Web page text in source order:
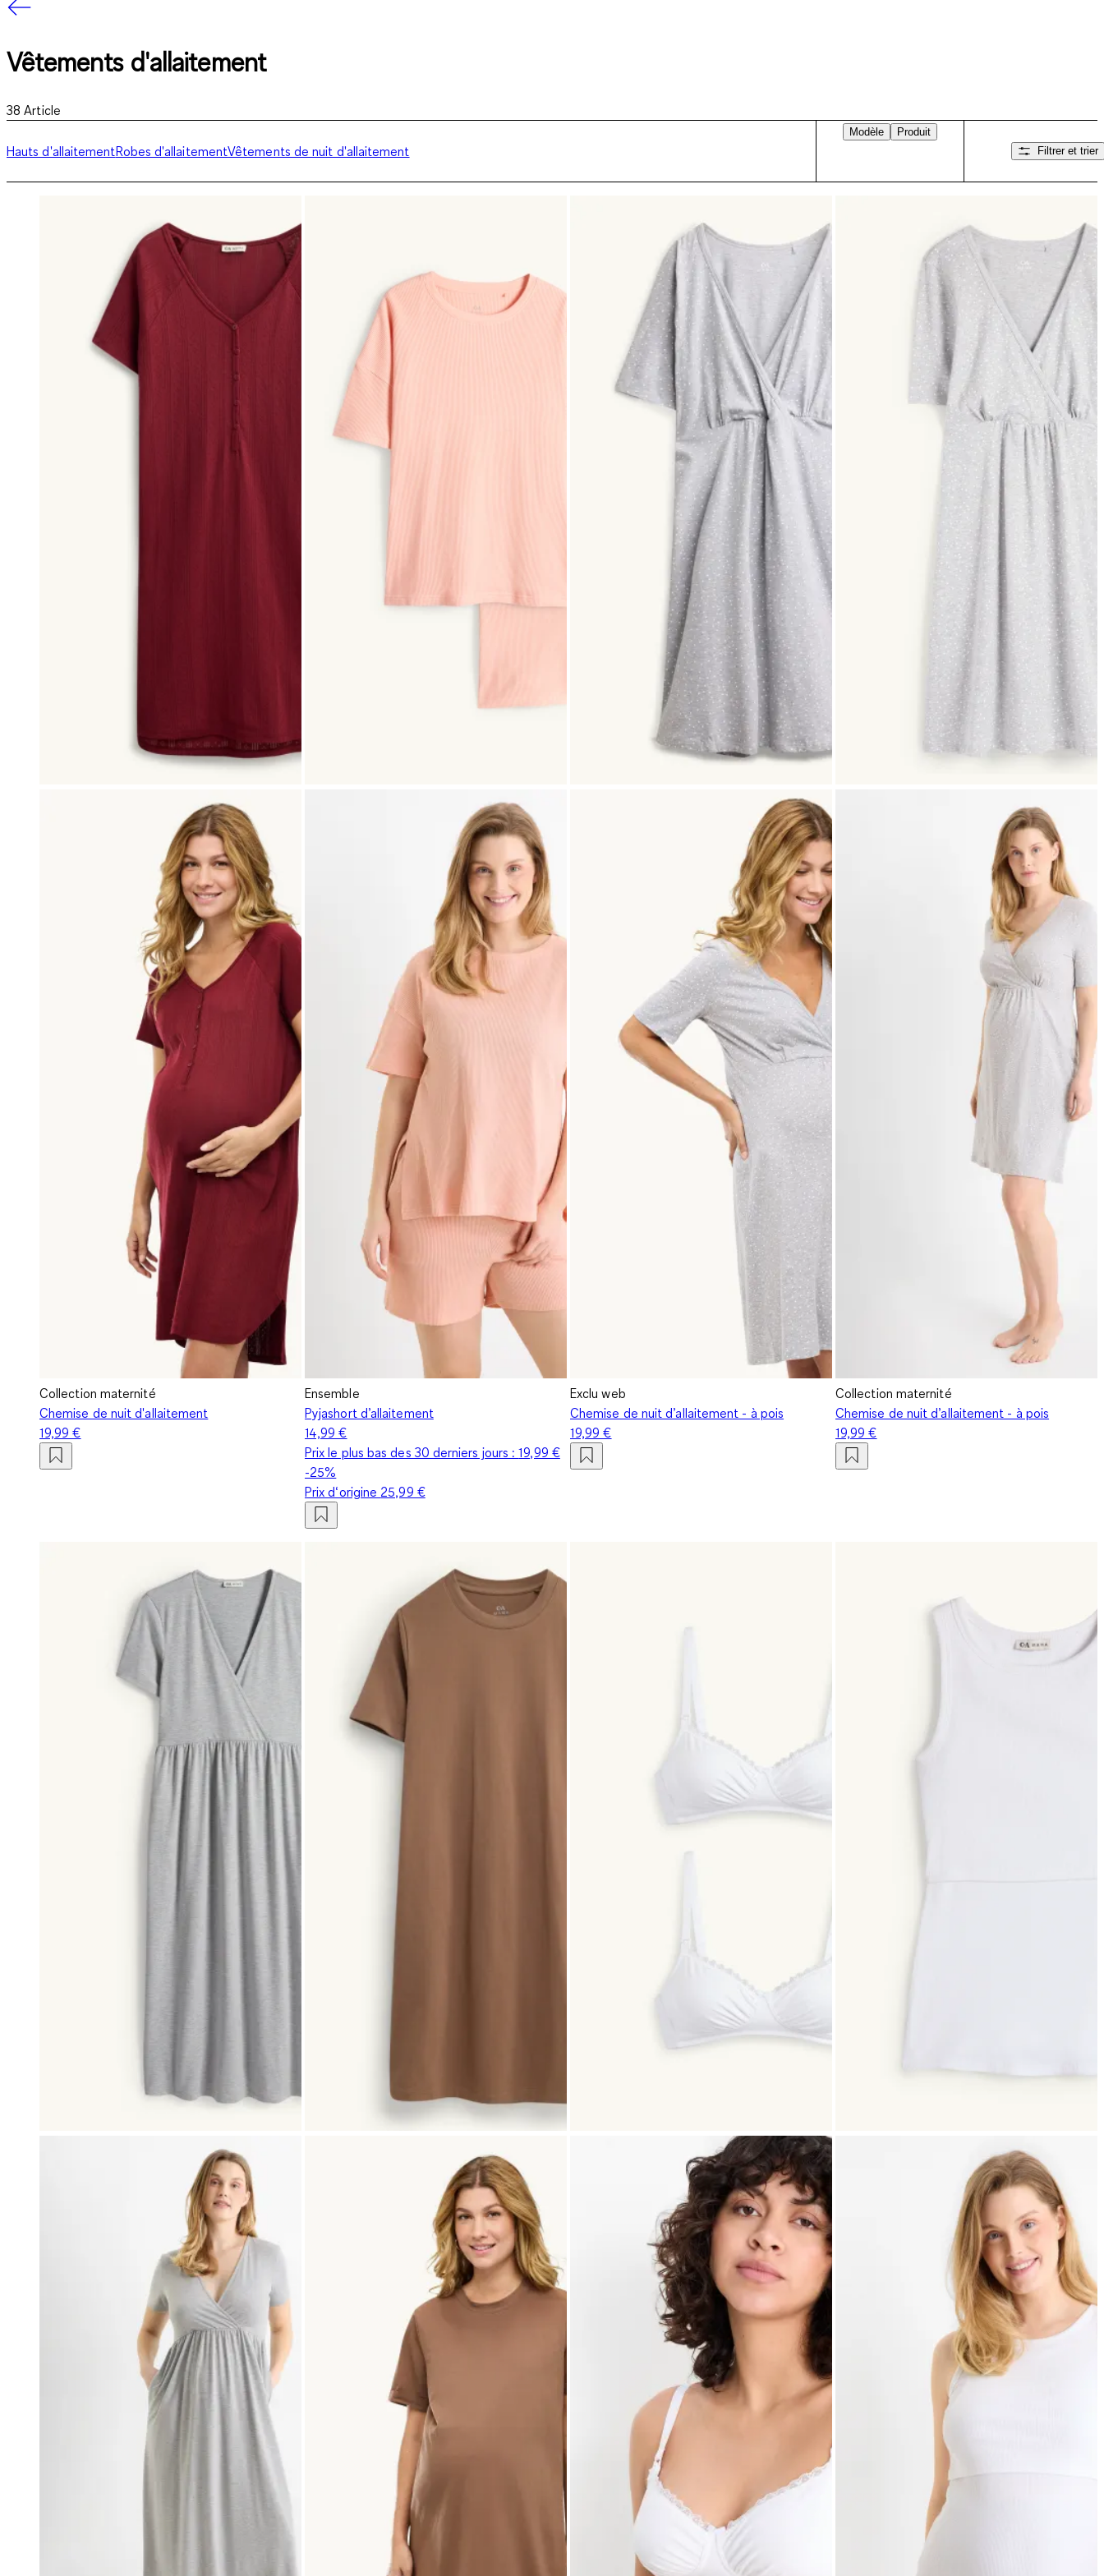
Vêtements d'allaitement
38 Article
Hauts d'allaitementRobes d'allaitementVêtements de nuit d'allaitement
Modèle
Produit
Filtrer et trier
Collection maternité
Chemise de nuit d'allaitement
19,99 €
Ensemble
Pyjashort d’allaitement
14,99 €
Prix le plus bas des 30 derniers jours :19,99 €
-25%
Prix d‘origine 25,99 €
Exclu web
Chemise de nuit d’allaitement - à pois
19,99 €
Collection maternité
Chemise de nuit d’allaitement - à pois
19,99 €